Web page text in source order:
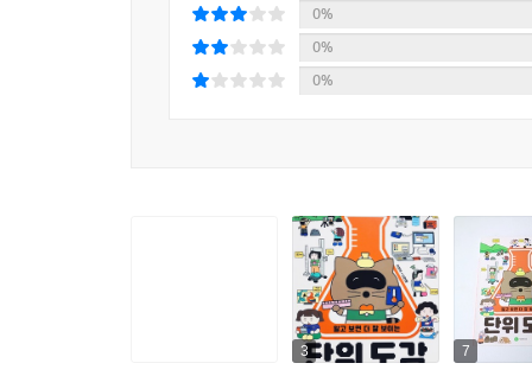
등장하는 단위들을 그림 속 장면으로 생생하게
길이를 나타내는 단위, 수와 양을 세는 단위, 시간
단위의 뜻을 정확히 파악하게 되고, 사회 시간
거예요. 재미있게 읽고, 함께 이야기 나누며 단
0%
0%
0%
3 7